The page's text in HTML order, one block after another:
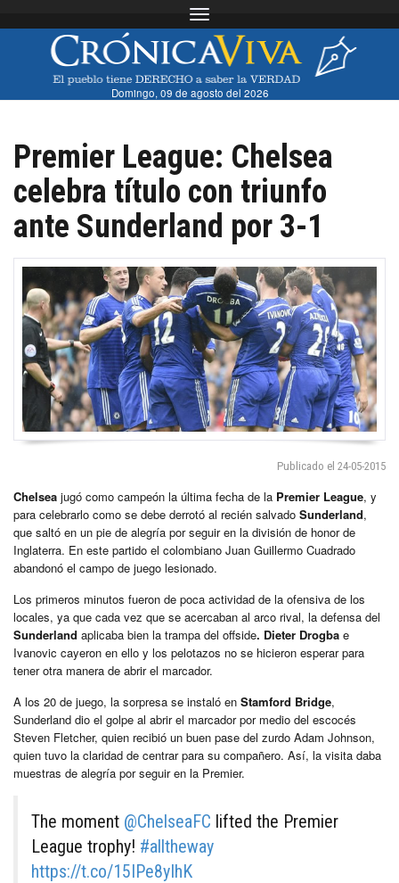
Toggle navigation
Domingo, 09 de agosto del 2026
Premier League: Chelsea
celebra título con triunfo
ante Sunderland por 3-1
Publicado el 24-05-2015
Chelsea jugó como campeón la última fecha de la Premier League, y
para celebrarlo como se debe derrotó al recién salvado Sunderland,
que saltó en un pie de alegría por seguir en la división de honor de
Inglaterra. En este partido el colombiano Juan Guillermo Cuadrado
abandonó el campo de juego lesionado.
Los primeros minutos fueron de poca actividad de la ofensiva de los
locales, ya que cada vez que se acercaban al arco rival, la defensa del
Sunderland aplicaba bien la trampa del offside. Dieter Drogba e
Ivanovic cayeron en ello y los pelotazos no se hicieron esperar para
tener otra manera de abrir el marcador.
A los 20 de juego, la sorpresa se instaló en Stamford Bridge,
Sunderland dio el golpe al abrir el marcador por medio del escocés
Steven Fletcher, quien recibió un buen pase del zurdo Adam Johnson,
quien tuvo la claridad de centrar para su compañero. Así, la visita daba
muestras de alegría por seguir en la Premier.
The moment @ChelseaFC lifted the Premier
League trophy! #alltheway
https://t.co/15IPe8yIhK